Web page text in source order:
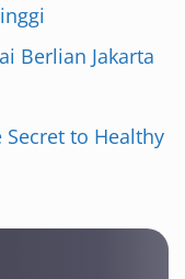
Berlian Jakarta
Secret to Healthy